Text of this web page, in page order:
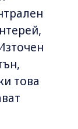
това